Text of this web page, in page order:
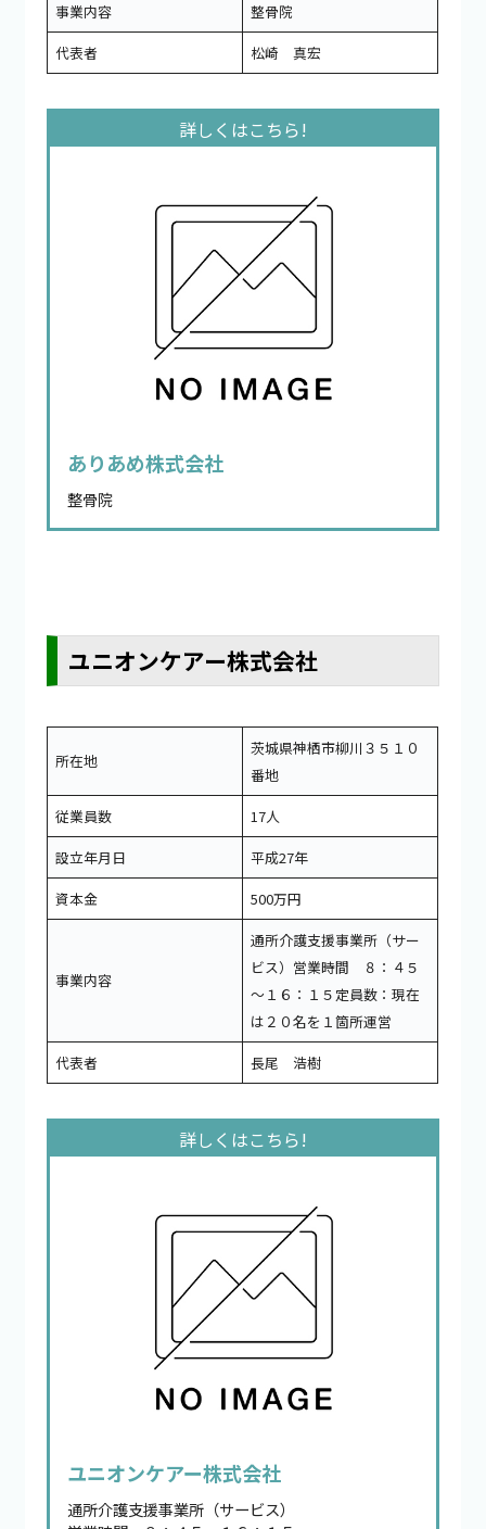
事業内容
整骨院
代表者
松崎 真宏
ありあめ株式会社
整骨院
ユニオンケアー株式会社
所在地
茨城県神栖市柳川３５１０
番地
従業員数
17人
設立年月日
平成27年
資本金
500万円
事業内容
通所介護支援事業所（サー
ビス）営業時間 ８：４５
～１６：１５定員数：現在
は２０名を１箇所運営
代表者
長尾 浩樹
ユニオンケアー株式会社
通所介護支援事業所（サービス）